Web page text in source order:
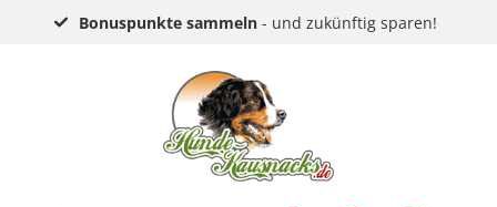
Bonuspunkte sammeln - und zukünftig sparen!